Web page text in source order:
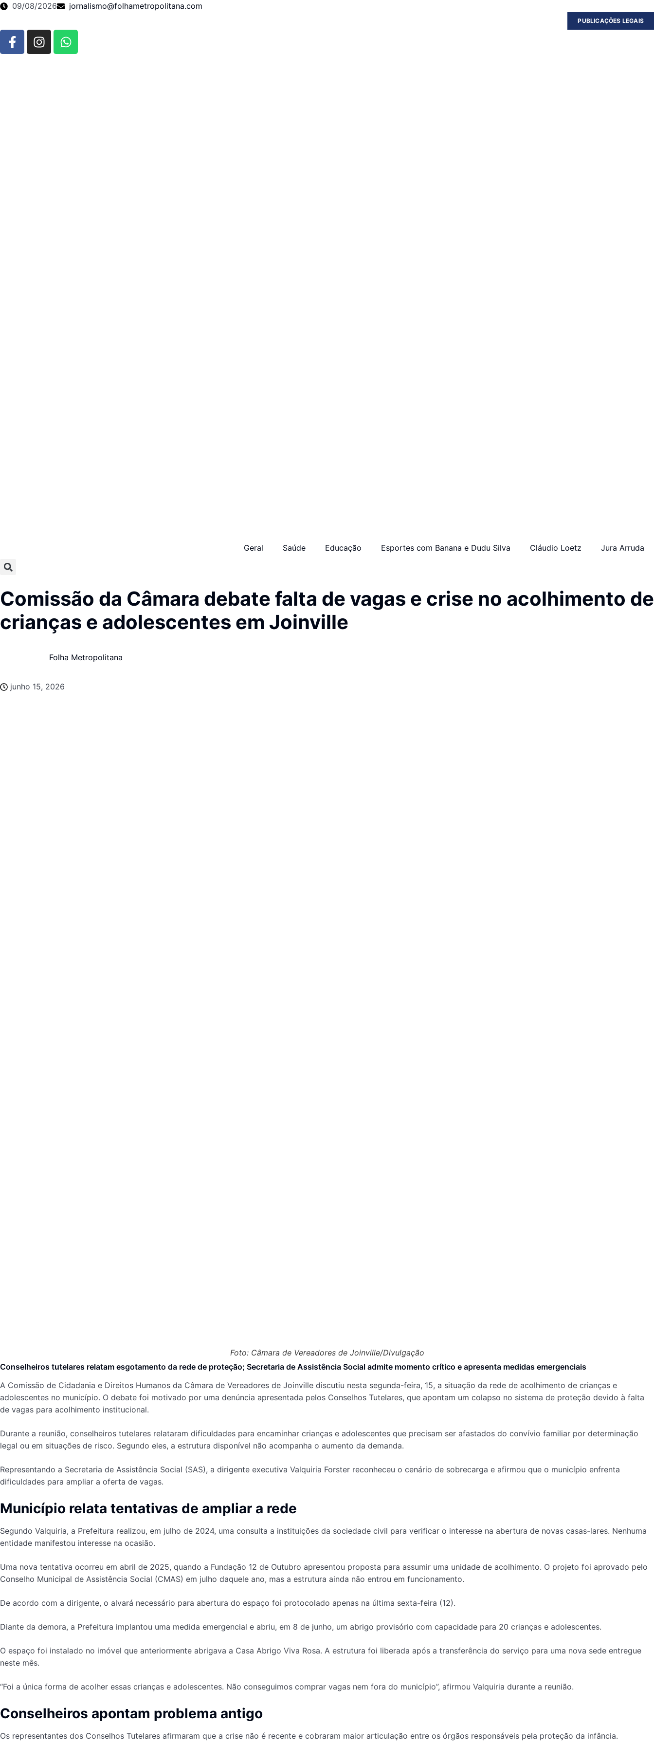
09/08/2026 jornalismo@folhametropolitana.com
PUBLICAÇÕES LEGAIS
Geral Saúde Educação Esportes com Banana e Dudu Silva Cláudio Loetz Jura Arruda
Comissão da Câmara debate falta de vagas e crise no acolhimento de
crianças e adolescentes em Joinville
Folha Metropolitana
junho 15, 2026
Foto: Câmara de Vereadores de Joinville/Divulgação
Conselheiros tutelares relatam esgotamento da rede de proteção; Secretaria de Assistência Social admite momento crítico e apresenta medidas emergenciais
A Comissão de Cidadania e Direitos Humanos da Câmara de Vereadores de Joinville discutiu nesta segunda-feira, 15, a situação da rede de acolhimento de crianças e
adolescentes no município. O debate foi motivado por uma denúncia apresentada pelos Conselhos Tutelares, que apontam um colapso no sistema de proteção devido à falta
de vagas para acolhimento institucional.
Durante a reunião, conselheiros tutelares relataram dificuldades para encaminhar crianças e adolescentes que precisam ser afastados do convívio familiar por determinação
legal ou em situações de risco. Segundo eles, a estrutura disponível não acompanha o aumento da demanda.
Representando a Secretaria de Assistência Social (SAS), a dirigente executiva Valquiria Forster reconheceu o cenário de sobrecarga e afirmou que o município enfrenta
dificuldades para ampliar a oferta de vagas.
Município relata tentativas de ampliar a rede
Segundo Valquiria, a Prefeitura realizou, em julho de 2024, uma consulta a instituições da sociedade civil para verificar o interesse na abertura de novas casas-lares. Nenhuma
entidade manifestou interesse na ocasião.
Uma nova tentativa ocorreu em abril de 2025, quando a Fundação 12 de Outubro apresentou proposta para assumir uma unidade de acolhimento. O projeto foi aprovado pelo
Conselho Municipal de Assistência Social (CMAS) em julho daquele ano, mas a estrutura ainda não entrou em funcionamento.
De acordo com a dirigente, o alvará necessário para abertura do espaço foi protocolado apenas na última sexta-feira (12).
Diante da demora, a Prefeitura implantou uma medida emergencial e abriu, em 8 de junho, um abrigo provisório com capacidade para 20 crianças e adolescentes.
O espaço foi instalado no imóvel que anteriormente abrigava a Casa Abrigo Viva Rosa. A estrutura foi liberada após a transferência do serviço para uma nova sede entregue
neste mês.
“Foi a única forma de acolher essas crianças e adolescentes. Não conseguimos comprar vagas nem fora do município”, afirmou Valquiria durante a reunião.
Conselheiros apontam problema antigo
Os representantes dos Conselhos Tutelares afirmaram que a crise não é recente e cobraram maior articulação entre os órgãos responsáveis pela proteção da infância.